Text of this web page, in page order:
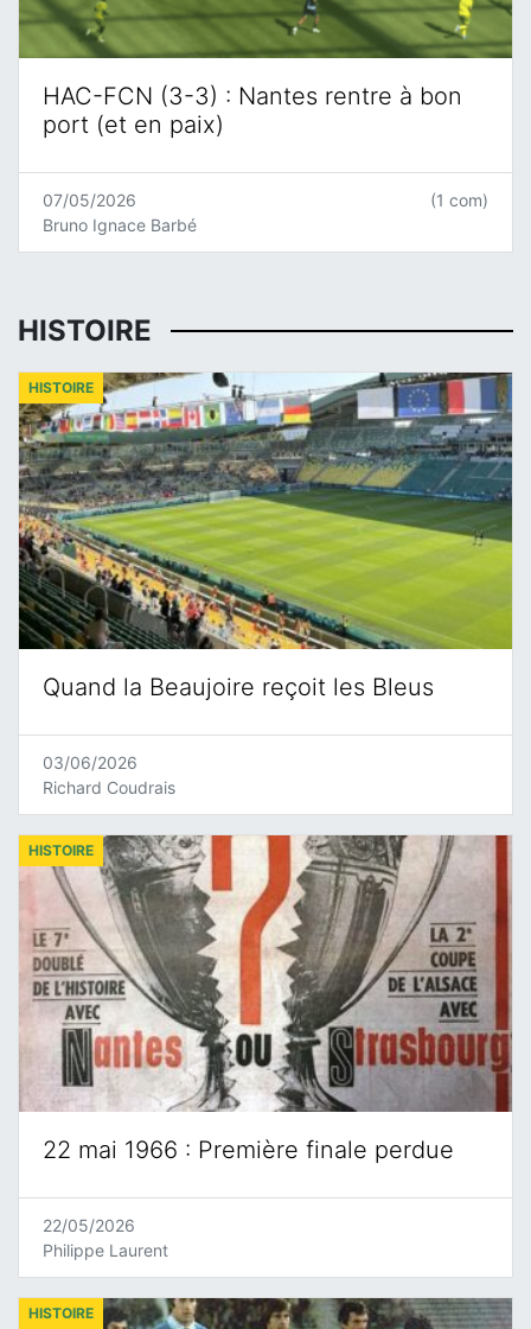
HAC-FCN (3-3) : Nantes rentre à bon
port (et en paix)
07/05/2026
Bruno Ignace Barbé
(1 com)
HISTOIRE
Quand la Beaujoire reçoit les Bleus
HISTOIRE
03/06/2026
Richard Coudrais
22 mai 1966 : Première finale perdue
HISTOIRE
22/05/2026
Philippe Laurent
HISTOIRE